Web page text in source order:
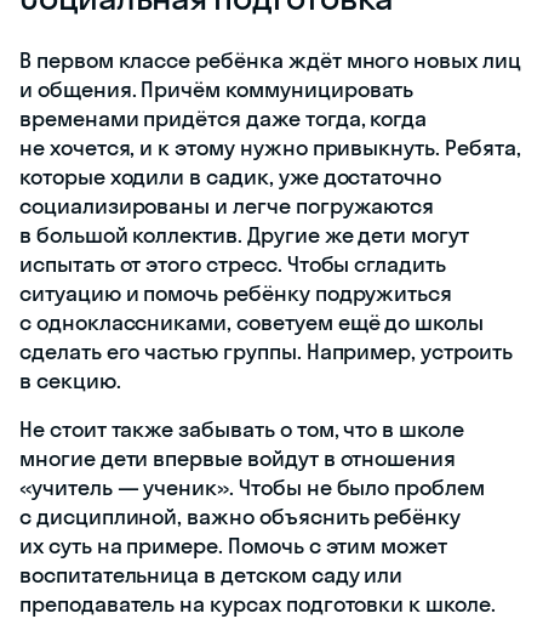
В первом классе ребёнка ждёт много новых лиц
и общения. Причём коммуницировать
временами придётся даже тогда, когда
не хочется, и к этому нужно привыкнуть. Ребята,
которые ходили в садик, уже достаточно
социализированы и легче погружаются
в большой коллектив. Другие же дети могут
испытать от этого стресс. Чтобы сгладить
ситуацию и помочь ребёнку подружиться
с одноклассниками, советуем ещё до школы
сделать его частью группы. Например, устроить
в секцию.
Не стоит также забывать о том, что в школе
многие дети впервые войдут в отношения
«учитель — ученик». Чтобы не было проблем
с дисциплиной, важно объяснить ребёнку
их суть на примере. Помочь с этим может
воспитательница в детском саду или
преподаватель на курсах подготовки к школе.